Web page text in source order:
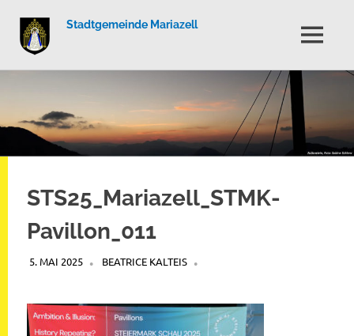
springen
Stadtgemeinde Mariazell
MENÜ
STS25_Mariazell_STMK-
Pavillon_011
5. MAI 2025 BEATRICE KALTEIS